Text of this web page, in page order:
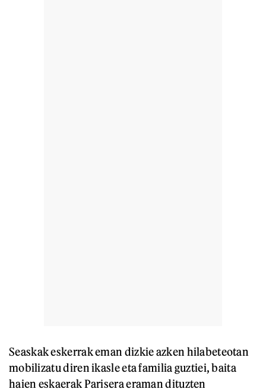
Seaskak eskerrak eman dizkie azken hilabeteotan
mobilizatu diren ikasle eta familia guztiei, baita
haien eskaerak Parisera eraman dituzten